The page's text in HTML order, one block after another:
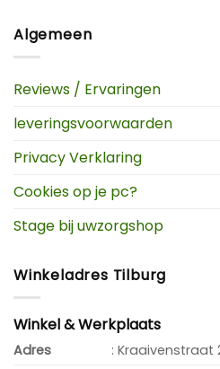
Algemeen
Reviews / Ervaringen
leveringsvoorwaarden
Privacy Verklaring
Cookies op je pc?
Stage bij uwzorgshop
Winkeladres Tilburg
Winkel & Werkplaats
Adres
: Kraaivenstraat